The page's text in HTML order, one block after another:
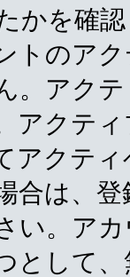
かを確
トのア
。アク
アクテ
アクテ
合は、
い。ア
として